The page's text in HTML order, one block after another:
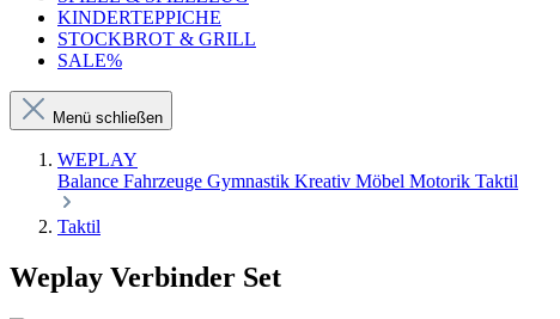
KINDERTEPPICHE
STOCKBROT & GRILL
SALE%
Menü schließen
WEPLAY
Balance Fahrzeuge Gymnastik Kreativ Möbel Motorik Taktil
Taktil
Weplay Verbinder Set